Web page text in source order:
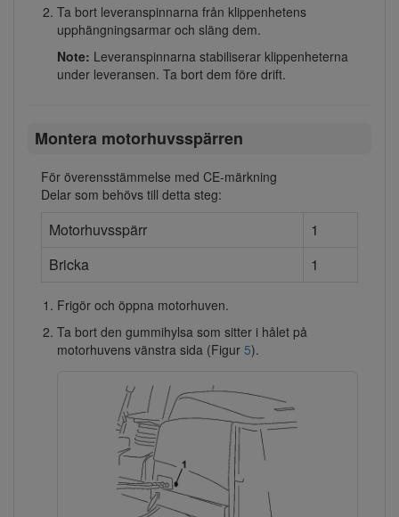
Ta bort leveranspinnarna från klippenhetens
upphängningsarmar och släng dem.
Note: Leveranspinnarna stabiliserar klippenheterna
under leveransen. Ta bort dem före drift.
Montera motorhuvsspärren
För överensstämmelse med CE-märkning
Delar som behövs till detta steg:
Motorhuvsspärr
1
Bricka
1
Frigör och öppna motorhuven.
Ta bort den gummihylsa som sitter i hålet på
motorhuvens vänstra sida (Figur 5).